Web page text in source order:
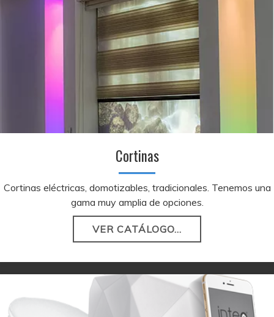
Cortinas
Cortinas eléctricas, domotizables, tradicionales. Tenemos una
gama muy amplia de opciones.
VER CATÁLOGO...